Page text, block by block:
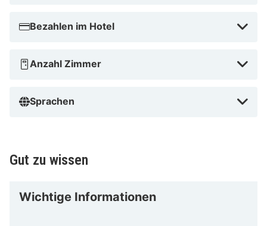
Bezahlen im Hotel
Anzahl Zimmer
Sprachen
Gut zu wissen
Wichtige Informationen